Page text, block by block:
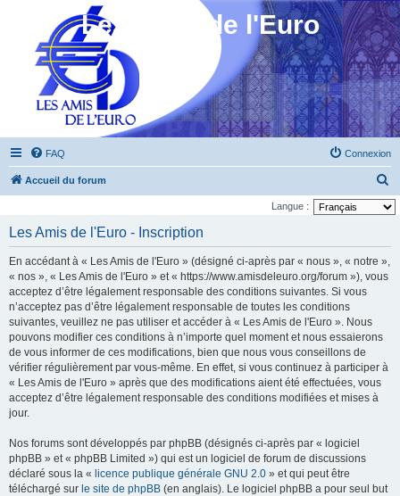
Les Amis de l'Euro
FAQ Connexion
Accueil du forum
e
Langue :
Les Amis de l'Euro - Inscription
En accédant à « Les Amis de l'Euro » (désigné ci-après par « nous », « notre »,
« nos », « Les Amis de l'Euro » et « https://www.amisdeleuro.org/forum »), vous
acceptez d’être légalement responsable des conditions suivantes. Si vous
n’acceptez pas d’être légalement responsable de toutes les conditions
suivantes, veuillez ne pas utiliser et accéder à « Les Amis de l'Euro ». Nous
pouvons modifier ces conditions à n’importe quel moment et nous essaierons
de vous informer de ces modifications, bien que nous vous conseillons de
vérifier régulièrement par vous-même. En effet, si vous continuez à participer à
« Les Amis de l'Euro » après que des modifications aient été effectuées, vous
acceptez d’être légalement responsable des conditions modifiées et mises à
jour.
Nos forums sont développés par phpBB (désignés ci-après par « logiciel
phpBB » et « phpBB Limited ») qui est un logiciel de forum de discussions
déclaré sous la « licence publique générale GNU 2.0 » et qui peut être
téléchargé sur le site de phpBB (en anglais). Le logiciel phpBB a pour seul but